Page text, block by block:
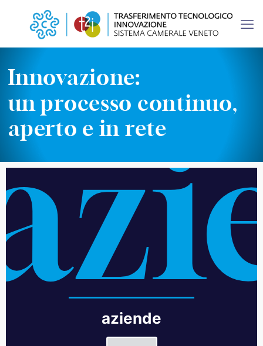
Innovazione:
un processo continuo,
aperto e in rete
aziende